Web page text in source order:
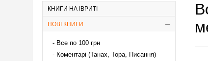
КНИГИ НА ІВРИТІ
НОВІ КНИГИ
Все по 100 грн
Коментарі (Танах, Тора, Писання)